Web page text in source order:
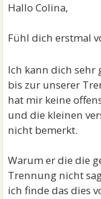
Hallo Colina,
Fühl dich erstmal
Ich kann dich sehr
bis zur unserer
hat mir keine
und die kleinen
nicht bemerkt.
Warum er die die
Trennung nicht
ich finde das dies